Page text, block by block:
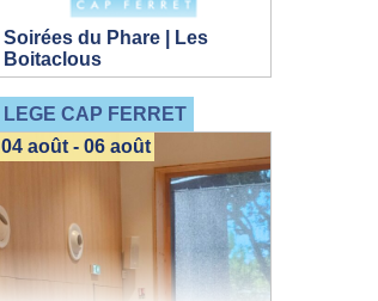
Soirées du Phare | Les
Boitaclous
LEGE CAP FERRET
04 août - 06 août